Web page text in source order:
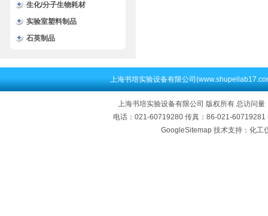
生化/分子生物耗材
实验室塑料制品
石英制品
上海书培实验设备有限公司
上海书培实验设备有限公司 版权所有 总访问量
电话：021-60719280 传真：86-021-
GoogleSitemap技术支持：化工